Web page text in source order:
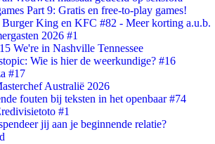
Part 9: Gratis en free-to-play games!
King en KFC #82 - Meer korting a.u.b.
2026 #1
We're in Nashville Tennessee
Wie is hier de weerkundige? #16
#17
Australië 2026
fouten bij teksten in het openbaar #74
#1
jij aan je beginnende relatie?